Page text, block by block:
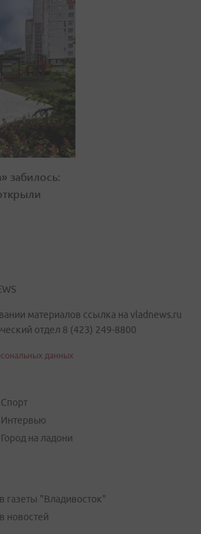
забилось:
материалов ссылка на vladnews.ru
отдел 8 (423) 249-8800
данных
Спорт
Интервью
Город на ладони
газеты "Владивосток"
новостей